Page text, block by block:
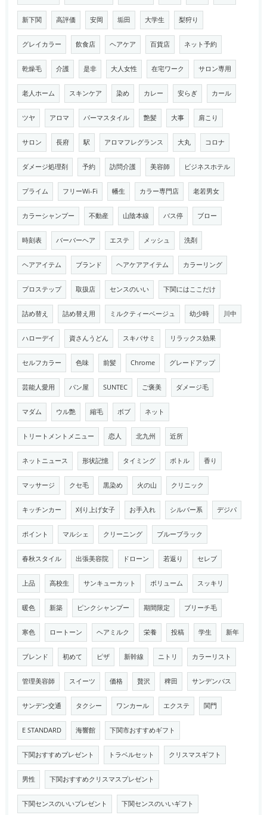
新下関 高評価 安岡 垢田 大学生 梨狩り
グレイカラー 飲食店 ヘアケア 百貨店 ネット予約
乾燥毛 介護 是非 大人女性 在宅ワーク サロン専用
老人ホーム スキンケア 染め カレー 安らぎ カール
ツヤ アロマ パーマスタイル 艶髪 大事 肩こり
サロン 長府 駅 アロマフレグランス 大丸 コロナ
ダメージ処理剤 予約 訪問介護 美容師 ビジネスホテル
プライム フリーWi-Fi 幡生 カラー専門店 老若男女
カラーシャンプー 不動産 山陰本線 バス停 ブロー
時刻表 バーバーヘア エステ メッシュ 洗剤
ヘアアイテム ブランド ヘアケアアイテム カラーリング
プロステップ 取扱店 センスのいい 下関にはここだけ
詰め替え 詰め替え用 ミルクティーベージュ 幼少時 川中
ハローデイ 資さんうどん スキバサミ リラックス効果
セルフカラー 色味 前髪 Chrome グレードアップ
芸能人愛用 パン屋 SUNTEC ご褒美 ダメージ毛
マダム ウル艶 縮毛 ボブ ネット
トリートメントメニュー 恋人 北九州 近所
ネットニュース 形状記憶 タイミング ボトル 香り
マッサージ クセ毛 黒染め 火の山 クリニック
キッチンカー 刈り上げ女子 お手入れ シルバー系 デジパ
ポイント マルシェ クリーニング ブルーブラック
春秋スタイル 出張美容院 ドローン 若返り セレブ
上品 高校生 サンキューカット ボリューム スッキリ
暖色 新築 ピンクシャンプー 期間限定 ブリーチ毛
寒色 ロートーン ヘアミルク 栄養 投稿 学生 新年
ブレンド 初めて ピザ 新幹線 ニトリ カラーリスト
管理美容師 スイーツ 価格 贅沢 稗田 サンデンバス
サンデン交通 タクシー ワンカール エクステ 関門
E STANDARD 海響館 下関市おすすめギフト
下関おすすめプレゼント トラベルセット クリスマスギフト
男性 下関おすすめクリスマスプレゼント
下関センスのいいプレゼント 下関センスのいいギフト